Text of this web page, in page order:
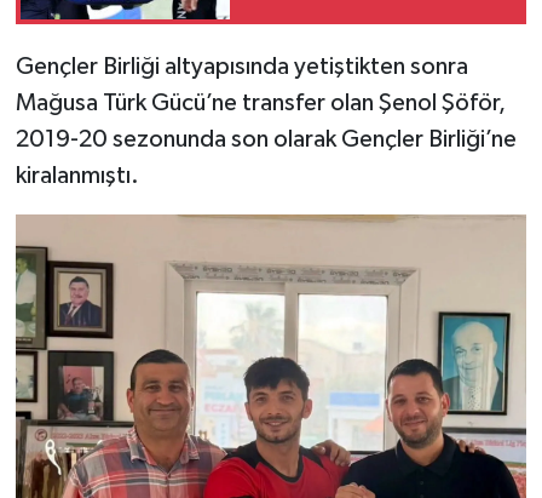
Gençler Birliği altyapısında yetiştikten sonra
Mağusa Türk Gücü’ne transfer olan Şenol Şöför,
2019-20 sezonunda son olarak Gençler Birliği’ne
kiralanmıştı.